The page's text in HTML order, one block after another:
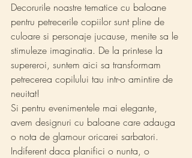
Decorurile noastre tematice cu baloane
pentru petrecerile copiilor sunt pline de
culoare si personaje jucause, menite sa le
stimuleze imaginatia. De la printese la
supereroi, suntem aici sa transformam
petrecerea copilului tau intr-o amintire de
neuitat!
Si pentru evenimentele mai elegante,
avem designuri cu baloane care adauga
o nota de glamour oricarei sarbatori.
Indiferent daca planifici o nunta, o